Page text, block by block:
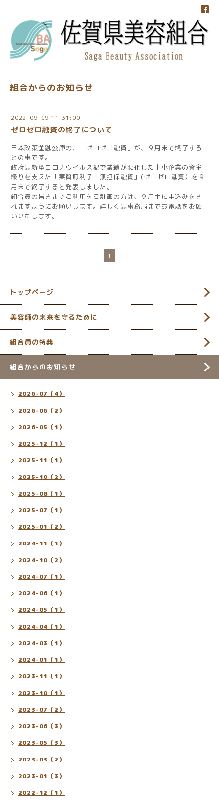
組合からのお知らせ
2022-09-09 11:31:00
ゼロゼロ融資の終了について
日本政策金融公庫の、「ゼロゼロ融資」が、９月末で終了する
との事です。
政府は新型コロナウイルス禍で業績が悪化した中小企業の資金
繰りを支えた「実質無利子・無担保融資」(ゼロゼロ融資）を９
月末で終了すると発表しました。
組合員の皆さまでご利用をご計画の方は、９月中に申込みをさ
れますようにお願いします。詳しくは事務局までお電話をお願
いいたします。
1
トップページ
美容師の未来を守るために
組合員の特典
組合からのお知らせ
2026-07（4）
2026-06（2）
2026-05（1）
2025-12（1）
2025-11（1）
2025-10（2）
2025-08（1）
2025-07（1）
2025-01（2）
2024-11（1）
2024-10（2）
2024-07（1）
2024-06（1）
2024-05（1）
2024-04（1）
2024-03（1）
2024-01（1）
2023-11（1）
2023-10（1）
2023-07（2）
2023-06（3）
2023-05（3）
2023-03（2）
2023-01（3）
2022-12（1）